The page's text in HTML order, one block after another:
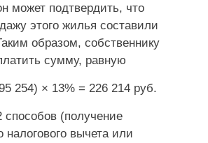
может подтвердить, что
этого жилья составили
образом, собственнику
сумму, равную
254) × 13% = 226 214 руб.
способов (получение
налогового вычета или